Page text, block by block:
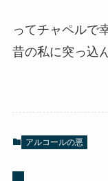
ってチャペルで
昔の私に突っ込
アルコールの悪